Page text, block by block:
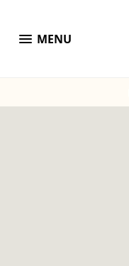
menu MENU